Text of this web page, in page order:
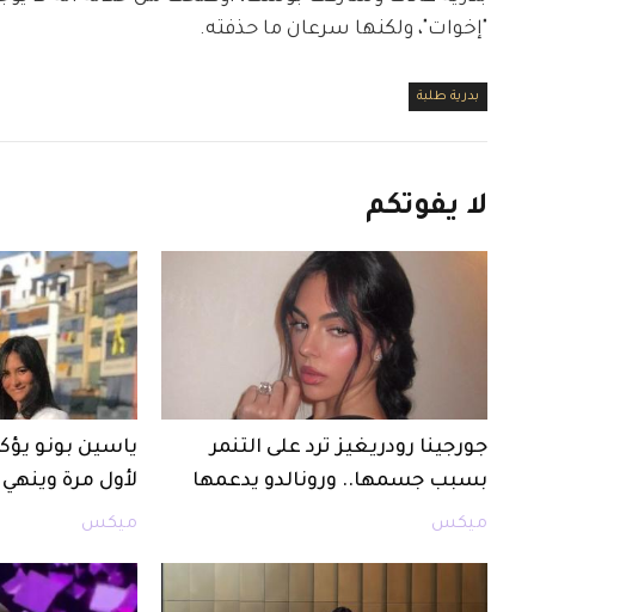
"إخوات"، ولكنها سرعان ما حذفته.
بدرية طلبة
لا يفوتكم
جورجينا رودريغيز ترد على التنمر
بسبب جسمها.. ورونالدو يدعمها
ميكس
ياسين بونو
لأول مرة
ميكس